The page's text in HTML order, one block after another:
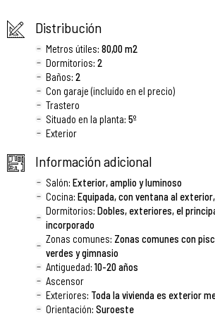
Distribución
Metros útiles: 80,00 m2
Dormitorios: 2
Baños: 2
Con garaje (incluído en el precio)
Trastero
Situado en la planta: 5º
Exterior
Información adicional
Salón: Exterior, amplio y luminoso
Cocina: Equipada, con ventana al
Dormitorios: Dobles, exteriores, el
incorporado
Zonas comunes: Zonas comunes con
verdes y gimnasio
Antiguedad: 10-20 años
Ascensor
Exteriores: Toda la vivienda es exterior
Orientación: Suroeste